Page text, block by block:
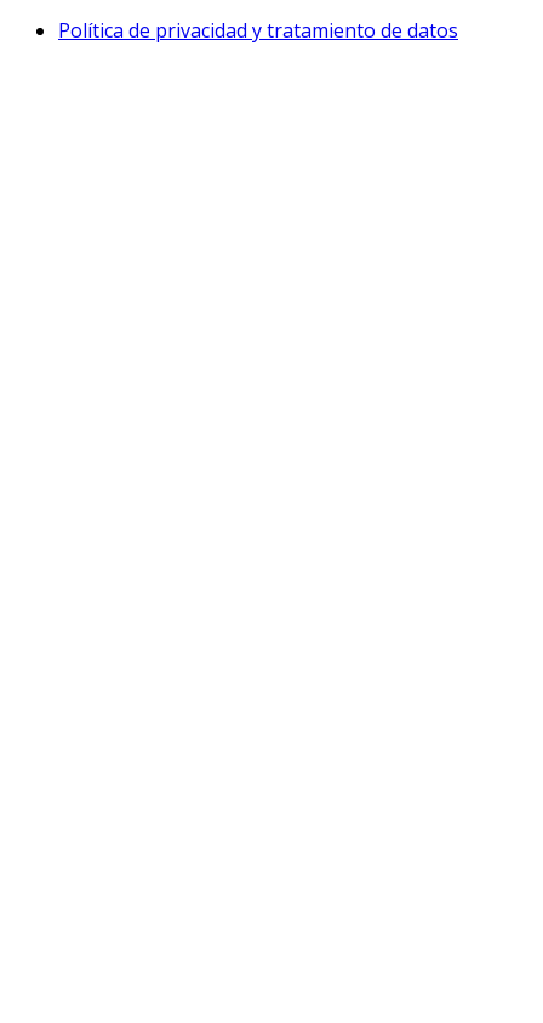
Política de privacidad y tratamiento de datos